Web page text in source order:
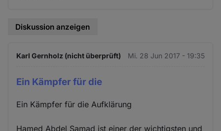
Diskussion anzeigen
Karl Gernholz (nicht überprüft) Mi. 28 Jun 2017 - 19:35
Ein Kämpfer für die
Ein Kämpfer für die Aufklärung
Hamed Abdel Samad ist einer der wichtigsten und